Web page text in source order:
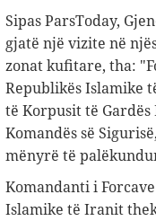
Sipas ParsToday,
gjatë një vizite në
zonat kufitare, tha:
Republikës Islamike
të Korpusit të
Komandës së
mënyrë të
Komandanti i
Islamike të Iranit